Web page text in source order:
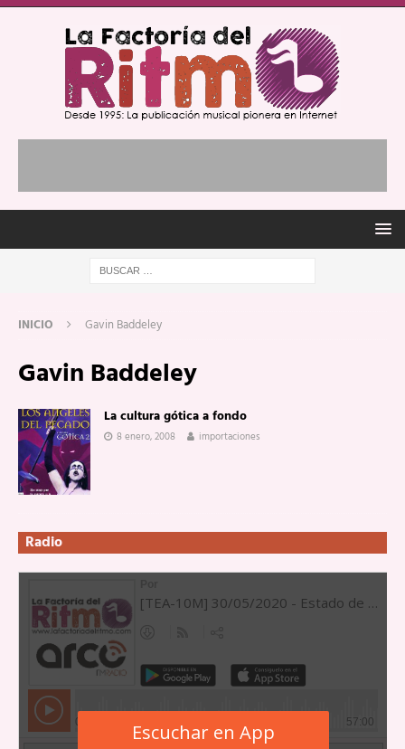
INICIO Gavin Baddeley
Gavin Baddeley
La cultura gótica a fondo
8 enero, 2008 importaciones
Radio